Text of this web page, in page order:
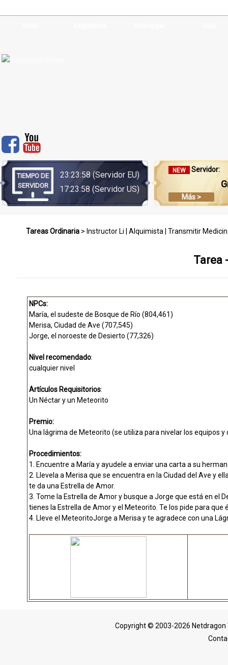
TIEMPO DE
SERVIDOR
23:23:58(Servidor EU)
17:23:58 (Servidor US)
NEW Servidor:
Más >
Tareas Ordinaria > Instructor Li Alquimista Transmitir
Conquistar Boa
Campanilla|Anillo Congelado|Colgante Jade Suerte|Excepto
Manantial De Luna|Gema De Luna|Caja De Luna|Isla De
Meteorito| Batalla decisiva| Laberinto De Tesoro
Tarea
NPCs:
María, el sudeste de Bosque de Río (804,461)
Merisa, Ciudad de Ave (707,545)
Jorge, el noroeste de Desierto (77,326)
Nivel recomendado:
cualquier nivel
Artículos Requisitorios:
Un Néctar y un Meteorito
Premio:
Una lágrima de Meteorito (se utiliza para nivelar los equipos y
Procedimientos:
1. Encuentre a María y ayudele a enviar una carta a su
2. Llevela a Merisa que se encuentra en la Ciudad del Ave y
te da una Estrella de Amor.
3. Tome la Estrella de Amor y busque a Jorge que está en el
tienes la Estrella de Amor y el Meteorito. Te los pide para
4. Lleve el MeteoritoJorge a Merisa y te agradece con una
Copyright © 2003-2026 Netdragon